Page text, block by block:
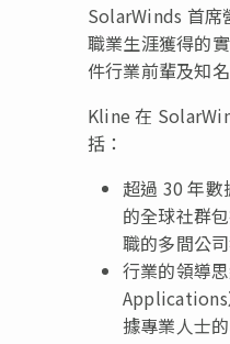
SolarWinds 首席
職業生涯獲得的
件行業前輩及知
Kline 在
括：
超過 30 年
的全球社群
職的多間公
行業的領導
Applications
據專業人士